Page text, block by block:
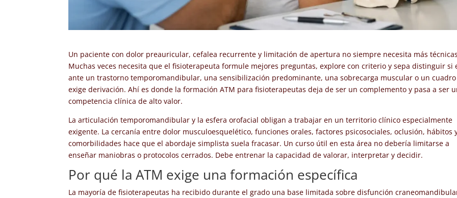
Un paciente con dolor preauricular, cefalea recurrente y limitación de apertura no siempre necesita más
Muchas veces necesita que el fisioterapeuta formule mejores preguntas, explore con criterio y sepa distinguir si
ante un trastorno temporomandibular, una sensibilización predominante, una sobrecarga muscular o un
exige derivación. Ahí es donde la formación ATM para fisioterapeutas deja de ser un complemento y pasa a ser
competencia clínica de alto valor.
La articulación temporomandibular y la esfera orofacial obligan a trabajar en un territorio clínico especialmente
exigente. La cercanía entre dolor musculoesquelético, funciones orales, factores psicosociales, oclusión, hábitos
comorbilidades hace que el abordaje simplista suela fracasar. Un curso útil en esta área no debería limitarse a
enseñar maniobras o protocolos cerrados. Debe entrenar la capacidad de valorar, interpretar y decidir.
Por qué la ATM exige una formación específica
La mayoría de fisioterapeutas ha recibido durante el grado una base limitada sobre disfunción